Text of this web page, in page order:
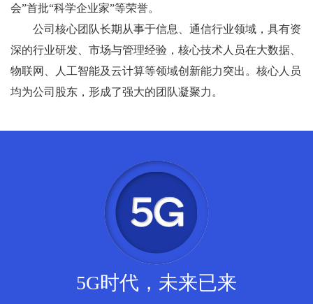
会”首批“科学企业家”等荣誉。
公司核心团队长期从事于信息、通信行业领域，具有资
深的行业研发、市场与管理经验，核心技术人员在大数据、
物联网、人工智能及云计算等领域创新能力突出。核心人员
均为公司股东，形成了强大的团队凝聚力。
5G时代，未来已来